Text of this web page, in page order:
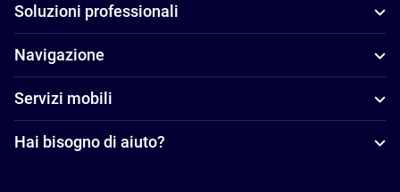
Soluzioni professionali
Navigazione
Servizi mobili
Hai bisogno di aiuto?